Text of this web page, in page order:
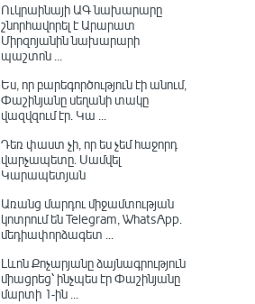
Ուկրաինայի ԱԳ նախարարը
շնորհավորել է Արարատ
Միրզոյանին նախարարի
պաշտոն ...
Ես, որ բարեգործություն էի անում,
Փաշինյանը սեղանի տակը
վազվզում էր․ Կա ...
Դեռ փաստ չի, որ ես չեմ հաջորդ
վարչապետը․ Սամվել
Կարապետյան
Առանց մարդու միջամտության
կոտրում են Telegram, WhatsApp․
մեդիափորձագետ ...
Լևոն Քոչարյանը ձայնագրություն
միացրեց՝ ինչպես էր Փաշինյանը
մարտի 1-ին ...